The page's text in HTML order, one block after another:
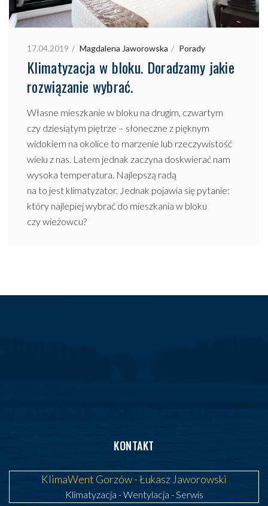
17.04.2019 Magdalena Jaworowska Porady
Klimatyzacja w bloku. Doradzamy jakie
rozwiązanie wybrać.
Własne mieszkanie w bloku na drugim, czwartym
czy dziesiątym piętrze – słoneczne z pięknym
widokiem na okolice to marzenie lub rzeczywistość
wielu z nas. Latem jednak zaczyna doskwierać nam
wysoka temperatura. Najlepszą radą
na to jest klimatyzator. Jednak pojawia się pytanie:
który najlepiej wybrać do mieszkania w bloku
czy wieżowcu?
KONTAKT
KlimaWent Gorzów - Łukasz Jaworowski
Klimatyzacja -Wentylacja - Serwis